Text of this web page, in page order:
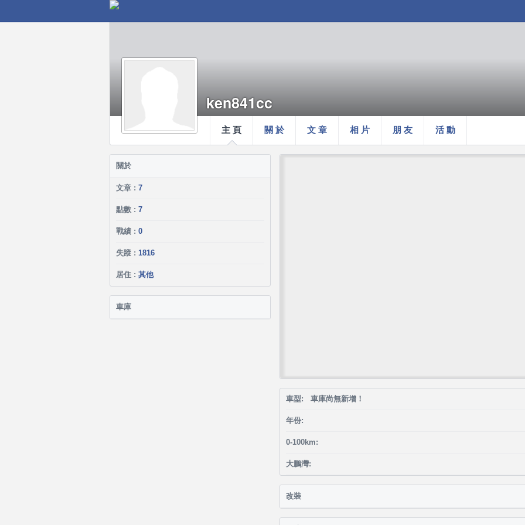
主 頁 關 於 文 章 相 片 朋 友 活 動
ken841cc
關於
文章 : 7
點數 : 7
戰績 : 0
失蹤 : 1816
居住 : 其他
車庫
車型: 車庫尚無新增！
年份:
0-100km:
大鵬灣:
改裝